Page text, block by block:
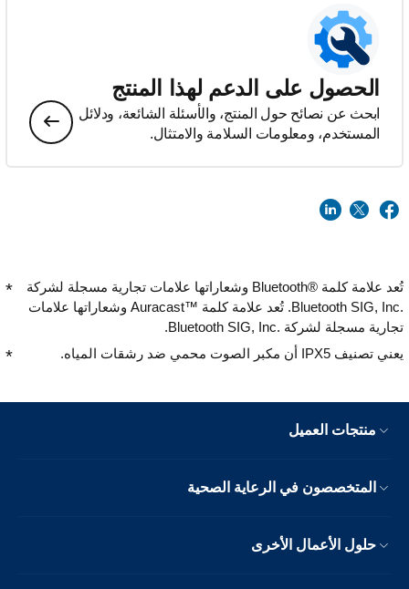
الحصول على الدعم لهذا المنتج
ابحث عن نصائح حول المنتج، والأسئلة الشائعة، ودلائل
المستخدم، ومعلومات السلامة والامتثال.
تُعد علامة كلمة Bluetooth®‎ وشعاراتها علامات تجارية مسجلة لشركة
Bluetooth SIG, Inc.‎. تُعد علامة كلمة Auracast™‎ وشعاراتها علامات
تجارية مسجلة لشركة Bluetooth SIG, Inc.‎.
يعني تصنيف IPX5 أن مكبر الصوت محمي ضد رشقات المياه.
منتجات العميل
المتخصصون في الرعاية الصحية
حلول الأعمال الأخرى